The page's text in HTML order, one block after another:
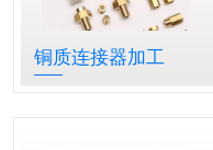
铜质连接器加工